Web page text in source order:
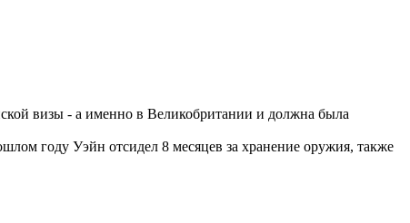
визы - а именно в Великобритании и должна была
году Уэйн отсидел 8 месяцев за хранение оружия, также